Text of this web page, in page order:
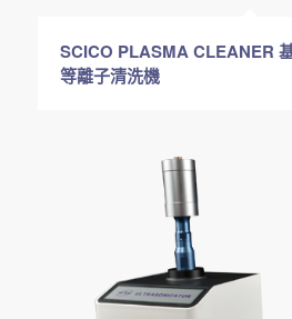
SCICO PLASMA CLEANER
等離子清洗機